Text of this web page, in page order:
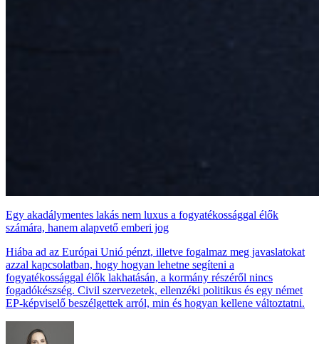
Egy akadálymentes lakás nem luxus a fogyatékossággal élők
számára, hanem alapvető emberi jog
Hiába ad az Európai Unió pénzt, illetve fogalmaz meg javaslatokat
azzal kapcsolatban, hogy hogyan lehetne segíteni a
fogyatékossággal élők lakhatásán, a kormány részéről nincs
fogadókészség. Civil szervezetek, ellenzéki politikus és egy német
EP-képviselő beszélgettek arról, min és hogyan kellene változtatni.